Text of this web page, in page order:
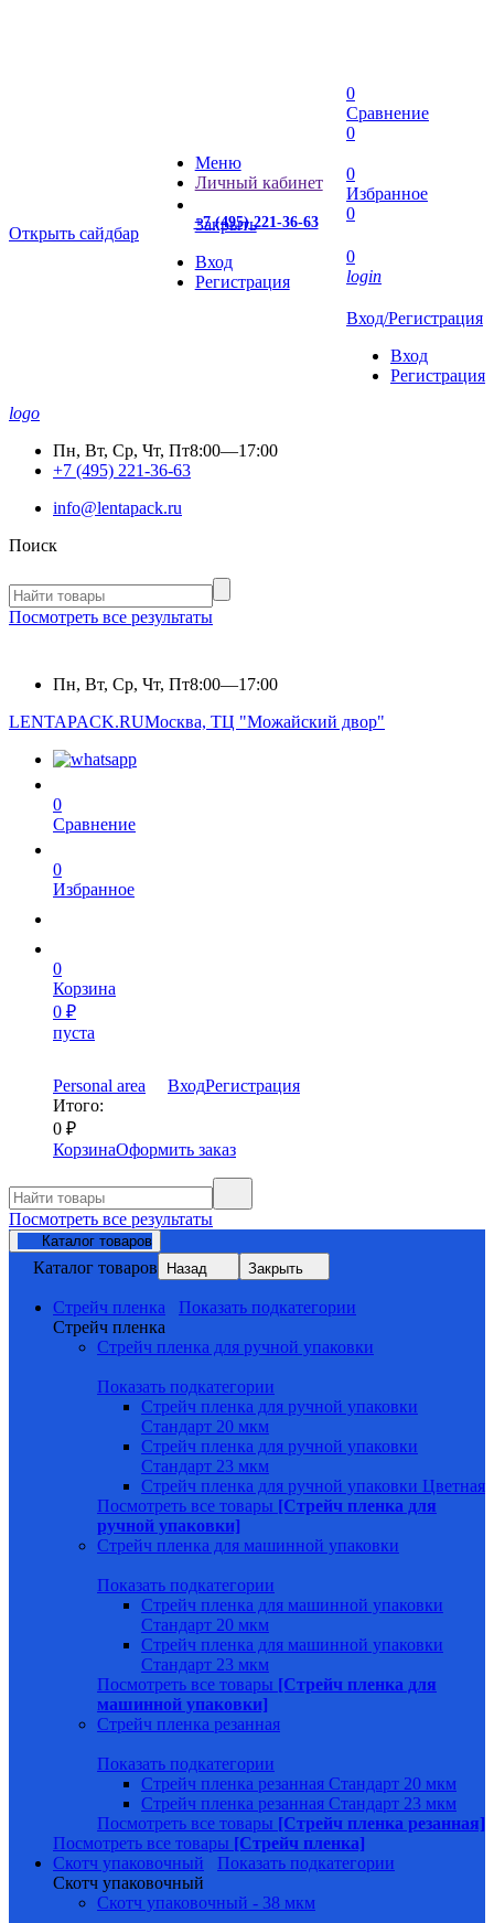
Открыть сайдбар
Меню
Личный кабинет
Закрыть
Вход
Регистрация
0
Сравнение
0
0
Избранное
0
0
+7 (495) 221-36-63
login
Вход/Регистрация
Вход
Регистрация
logo
Пн, Вт, Ср, Чт, Пт8:00—17:00
+7 (495) 221-36-63
info@lentapack.ru
Поиск
Посмотреть все результаты
Пн, Вт, Ср, Чт, Пт8:00—17:00
LENTAPACK.RUМосква, ТЦ "Можайский двор"
0
Сравнение
0
Избранное
0
Корзина
0 ₽
пуста
Personal area ВходРегистрация
Итого:
0 ₽
КорзинаОформить заказ
Посмотреть все результаты
Каталог товаров
Каталог товаров Назад Закрыть
Стрейч пленка
Показать подкатегории
Стрейч пленка
Стрейч пленка для ручной упаковки
Показать подкатегории
Стрейч пленка для ручной упаковки
Стандарт 20 мкм
Стрейч пленка для ручной упаковки
Стандарт 23 мкм
Стрейч пленка для ручной упаковки Цветная
Посмотреть все товары [Стрейч пленка для
ручной упаковки]
Стрейч пленка для машинной упаковки
Показать подкатегории
Стрейч пленка для машинной упаковки
Стандарт 20 мкм
Стрейч пленка для машинной упаковки
Стандарт 23 мкм
Посмотреть все товары [Стрейч пленка для
машинной упаковки]
Стрейч пленка резанная
Показать подкатегории
Стрейч пленка резанная Стандарт 20 мкм
Стрейч пленка резанная Стандарт 23 мкм
Посмотреть все товары [Стрейч пленка резанная]
Посмотреть все товары [Стрейч пленка]
Скотч упаковочный
Показать подкатегории
Скотч упаковочный
Скотч упаковочный - 38 мкм